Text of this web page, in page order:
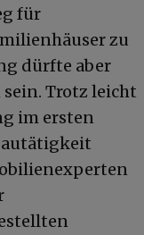
für
zu
dürfte aber
Trotz leicht
im ersten